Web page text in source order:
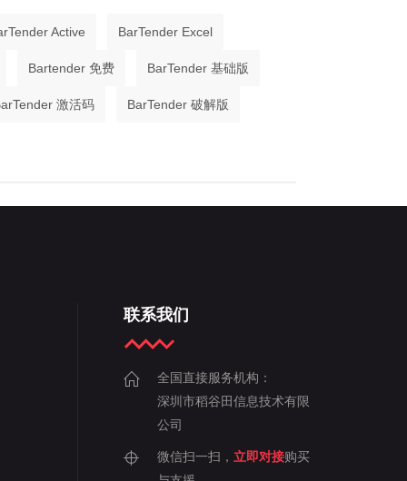
Active BarTender Excel
Bartender 免费 BarTender 基础版
激活码 BarTender 破解版
联系我们
全国直接服务机构：
深圳市稻谷田信息技术有限
公司
微信扫一扫， 立即对接购买